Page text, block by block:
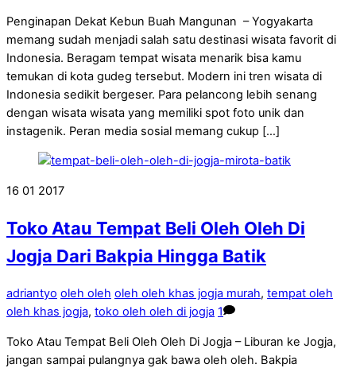
Penginapan Dekat Kebun Buah Mangunan – Yogyakarta
memang sudah menjadi salah satu destinasi wisata favorit di
Indonesia. Beragam tempat wisata menarik bisa kamu
temukan di kota gudeg tersebut. Modern ini tren wisata di
Indonesia sedikit bergeser. Para pelancong lebih senang
dengan wisata wisata yang memiliki spot foto unik dan
instagenik. Peran media sosial memang cukup […]
16 01 2017
Toko Atau Tempat Beli Oleh Oleh Di
Jogja Dari Bakpia Hingga Batik
adriantyo oleh oleh oleh oleh khas jogja murah, tempat oleh
oleh khas jogja, toko oleh oleh di jogja 1
Toko Atau Tempat Beli Oleh Oleh Di Jogja – Liburan ke Jogja,
jangan sampai pulangnya gak bawa oleh oleh. Bakpia